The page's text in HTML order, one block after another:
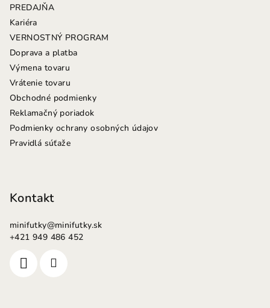
PREDAJŇA
Kariéra
VERNOSTNÝ PROGRAM
Doprava a platba
Výmena tovaru
Vrátenie tovaru
Obchodné podmienky
Reklamačný poriadok
Podmienky ochrany osobných údajov
Pravidlá súťaže
Kontakt
minifutky@minifutky.sk
+421 949 486 452